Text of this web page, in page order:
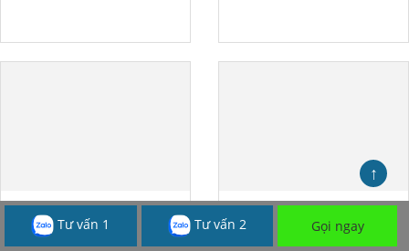
Đồi chè trái tim Mộc Châu Bãi biển Mỹ Khê
↑
Tư vấn 1 Tư vấn 2 Gọi ngay